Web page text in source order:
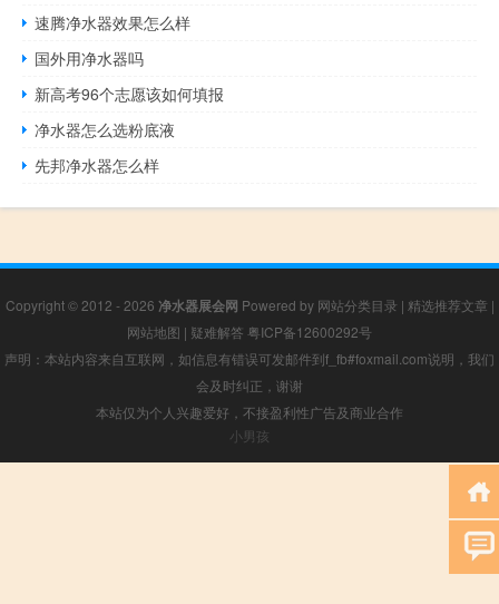
速腾净水器效果怎么样
国外用净水器吗
新高考96个志愿该如何填报
净水器怎么选粉底液
先邦净水器怎么样
Copyright © 2012 - 2026 净水器展会网 Powered by 网站分类目录 | 精选推荐文章 |
网站地图 | 疑难解答 粤ICP备12600292号
声明：本站内容来自互联网，如信息有错误可发邮件到f_fb#foxmail.com说明，我们
会及时纠正，谢谢
本站仅为个人兴趣爱好，不接盈利性广告及商业合作
小男孩